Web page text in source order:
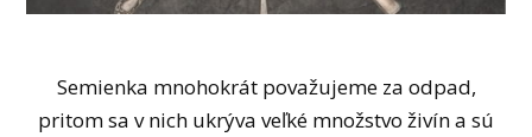
Semienka mnohokrát považujeme za odpad,
pritom sa v nich ukrýva veľké množstvo živín a sú